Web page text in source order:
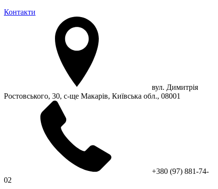
Контакти
вул. Димитрія
Ростовського, 30, с-ще Макарів, Київська обл., 08001
+380 (97) 881-74-
02